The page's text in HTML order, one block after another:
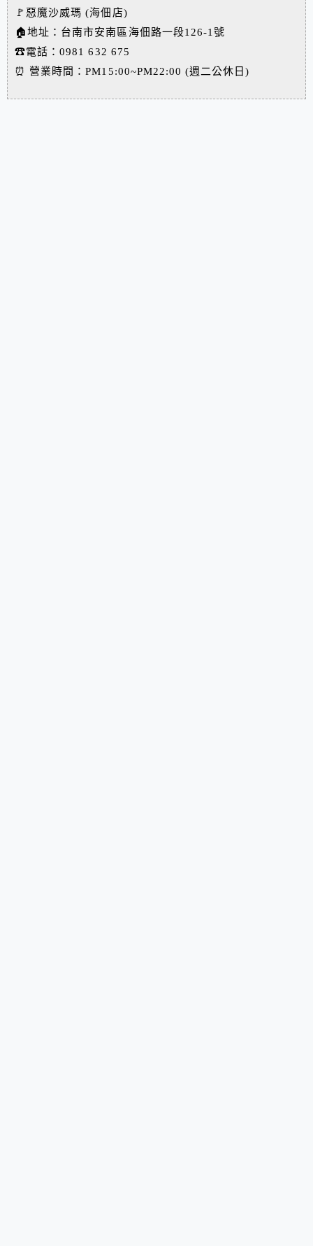
🚩惡魔沙威瑪 (海佃店)
🏠地址：台南市安南區海佃路一段126-1號
☎電話：0981 632 675
⏰ 營業時間：PM15:00~PM22:00 (週二公休日)